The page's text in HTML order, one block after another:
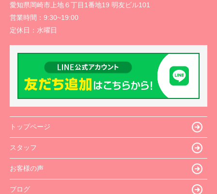
愛知県岡崎市上地６丁目1番地19 明友ビル101
営業時間： 9:30~19:00
定休日： 水曜日
トップページ
スタッフ
お客様の声
ブログ